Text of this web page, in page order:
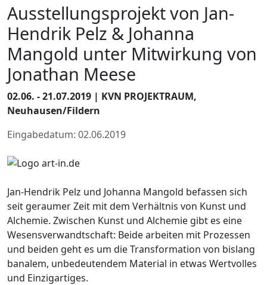
Ausstellungsprojekt von Jan-
Hendrik Pelz & Johanna
Mangold unter Mitwirkung von
Jonathan Meese
02.06. - 21.07.2019 | KVN PROJEKTRAUM,
Neuhausen/Fildern
Eingabedatum: 02.06.2019
Jan-Hendrik Pelz und Johanna Mangold befassen sich
seit geraumer Zeit mit dem Verhältnis von Kunst und
Alchemie. Zwischen Kunst und Alchemie gibt es eine
Wesensverwandtschaft: Beide arbeiten mit Prozessen
und beiden geht es um die Transformation von bislang
banalem, unbedeutendem Material in etwas Wertvolles
und Einzigartiges.